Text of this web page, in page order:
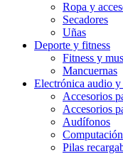
Ropa y
Secadores
Uñas
Deporte y fitness
Fitness y
Mancuernas
Electrónica audio
Accesorios
Accesorios
Audífonos
Computación
Pilas